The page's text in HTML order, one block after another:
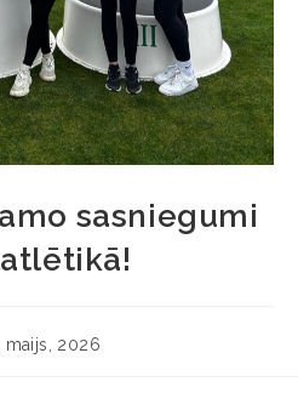
sasniegumi
maijs, 2026